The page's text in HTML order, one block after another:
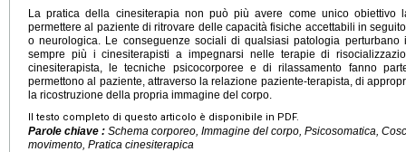
La pratica della cinesiterapia non può più avere come unico obiettivo
permettere al paziente di ritrovare delle capacità fisiche accettabili in
o neurologica. Le conseguenze sociali di qualsiasi patologia
sempre più i cinesiterapisti a impegnarsi nelle terapie di
cinesiterapista, le tecniche psicocorporee e di rilassamento fanno
permettono al paziente, attraverso la relazione paziente-terapista, di
la ricostruzione della propria immagine del corpo.
Il testo completo di questo articolo è disponibile in PDF.
Parole chiave : Schema corporeo, Immagine del corpo, Psicosomatica,
movimento, Pratica cinesiterapica